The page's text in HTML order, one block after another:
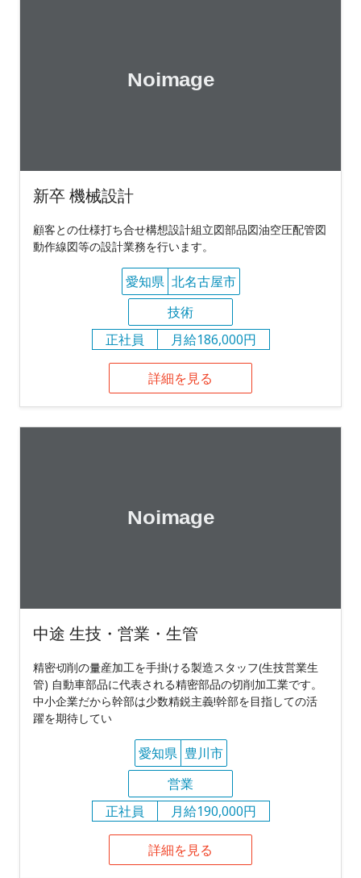
新卒 機械設計
顧客との仕様打ち合せ構想設計組立図部品図油空圧配管図
動作線図等の設計業務を行います。
愛知県 北名古屋市
技術
正社員
月給186,000円
詳細を見る
中途 生技・営業・生管
精密切削の量産加工を手掛ける製造スタッフ(生技営業生
管) 自動車部品に代表される精密部品の切削加工業です。
中小企業だから幹部は少数精鋭主義!幹部を目指しての活
躍を期待してい
愛知県 豊川市
営業
正社員
月給190,000円
詳細を見る